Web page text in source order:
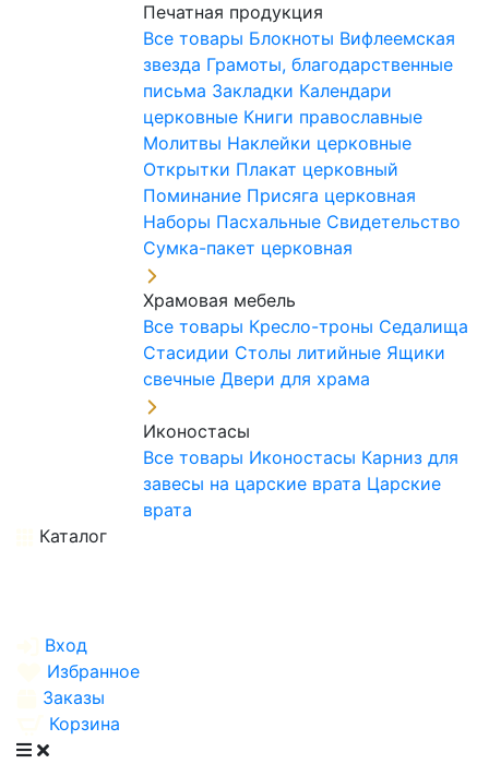
Печатная продукция
Все товары Блокноты Вифлеемская
звезда Грамоты, благодарственные
письма Закладки Календари
церковные Книги православные
Молитвы Наклейки церковные
Открытки Плакат церковный
Поминание Присяга церковная
Наборы Пасхальные Свидетельство
Сумка-пакет церковная
Храмовая мебель
Все товары Кресло-троны Седалища
Стасидии Столы литийные Ящики
свечные Двери для храма
Иконостасы
Все товары Иконостасы Карниз для
завесы на царские врата Царские
врата
Каталог
Вход
Избранное
Заказы
Корзина